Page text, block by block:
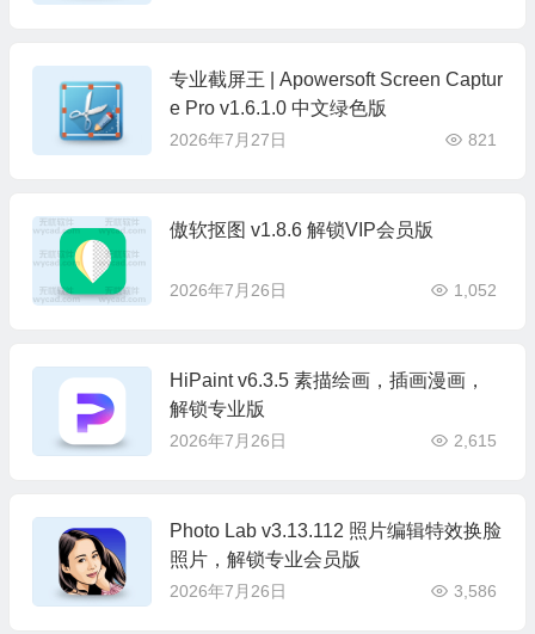
专业截屏王 | Apowersoft Screen Captur
e Pro v1.6.1.0 中文绿色版
2026年7月27日 821
傲软抠图 v1.8.6 解锁VIP会员版
2026年7月26日 1,052
HiPaint v6.3.5 素描绘画，插画漫画，
解锁专业版
2026年7月26日 2,615
Photo Lab v3.13.112 照片编辑特效换脸
照片，解锁专业会员版
2026年7月26日 3,586